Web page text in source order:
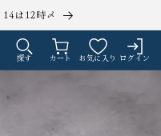
は12時〆
探す カート
カ
ー
ト
お気に入り ログイン
ロ
グ
イ